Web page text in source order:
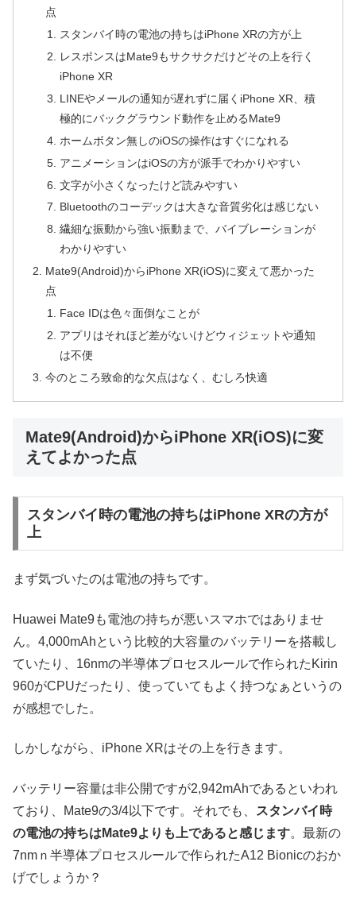
点
スタンバイ時の電池の持ちはiPhone XRの方が上
レスポンスはMate9もサクサクだけどその上を行く
iPhone XR
LINEやメールの通知が遅れずに届くiPhone XR、積
極的にバックグラウンド動作を止めるMate9
ホームボタン無しのiOSの操作はすぐになれる
アニメーションはiOSの方が派手でわかりやすい
文字が小さくなったけど読みやすい
Bluetoothのコーデックは大きな音質劣化は感じない
繊細な振動から強い振動まで、バイブレーションが
わかりやすい
Mate9(Android)からiPhone XR(iOS)に変えて悪かった
点
Face IDは色々面倒なことが
アプリはそれほど差がないけどウィジェットや通知
は不便
今のところ致命的な欠点はなく、むしろ快適
Mate9(Android)からiPhone XR(iOS)に変
えてよかった点
スタンバイ時の電池の持ちはiPhone XRの方が
上
まず気づいたのは電池の持ちです。
Huawei Mate9も電池の持ちが悪いスマホではありませ
ん。4,000mAhという比較的大容量のバッテリーを搭載し
ていたり、16nmの半導体プロセスルールで作られたKirin
960がCPUだったり、使っていてもよく持つなぁというの
が感想でした。
しかしながら、iPhone XRはその上を行きます。
バッテリー容量は非公開ですが2,942mAhであるといわれ
ており、Mate9の3/4以下です。それでも、
スタンバイ時
の電池の持ちはMate9よりも上であると感じます。最新の
7nmｎ半導体プロセスルールで作られたA12 Bionicのおか
げでしょうか？